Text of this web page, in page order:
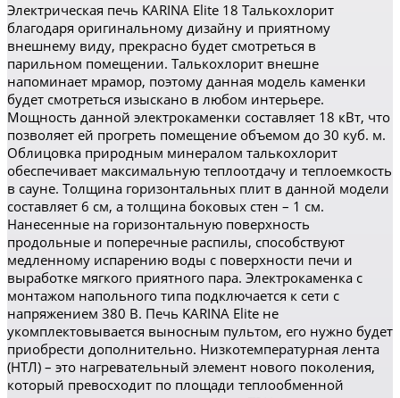
Электрическая печь KARINA Elite 18 Талькохлорит
благодаря оригинальному дизайну и приятному
внешнему виду, прекрасно будет смотреться в
парильном помещении. Талькохлорит внешне
напоминает мрамор, поэтому данная модель каменки
будет смотреться изыскано в любом интерьере.
Мощность данной электрокаменки составляет 18 кВт, что
позволяет ей прогреть помещение объемом до 30 куб. м.
Облицовка природным минералом талькохлорит
обеспечивает максимальную теплоотдачу и теплоемкость
в сауне. Толщина горизонтальных плит в данной модели
составляет 6 см, а толщина боковых стен – 1 см.
Нанесенные на горизонтальную поверхность
продольные и поперечные распилы, способствуют
медленному испарению воды с поверхности печи и
выработке мягкого приятного пара. Электрокаменка с
монтажом напольного типа подключается к сети с
напряжением 380 В. Печь KARINA Elite не
укомплектовывается выносным пультом, его нужно будет
приобрести дополнительно. Низкотемпературная лента
(НТЛ) – это нагревательный элемент нового поколения,
который превосходит по площади теплообменной